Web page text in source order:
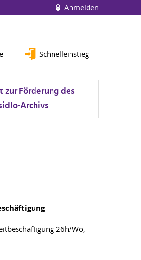
Anmelden
Schnelleinstieg
zur Förderung des
Archivs
26h/Wo,